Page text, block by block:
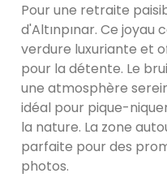
Pour une retraite
d'Altınpınar. Ce
verdure luxuriante et
pour la détente. Le
une atmosphère
idéal pour pique-
la nature. La zone
parfaite pour des
photos.